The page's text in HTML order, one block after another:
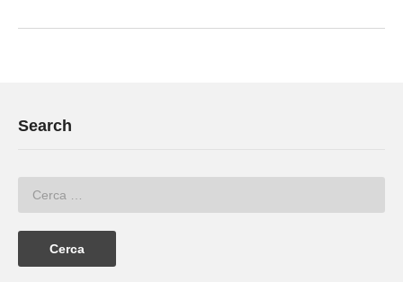
Search